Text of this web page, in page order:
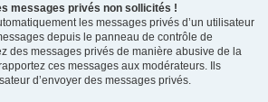
messages privés non sollicités !
les messages privés d’un utilisateur
depuis le panneau de contrôle de
des messages privés de manière abusive de la
ces messages aux modérateurs. Ils
d’envoyer des messages privés.